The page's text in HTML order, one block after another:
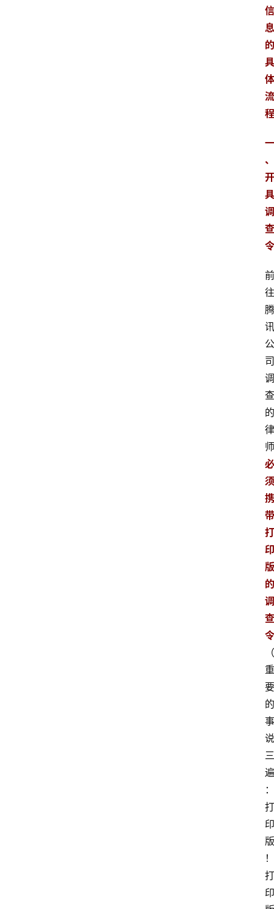
信
息
的
具
体
流
程
一
、
开
具
调
查
令
前
往
腾
讯
公
司
调
查
的
律
师
必
须
携
带
打
印
版
的
调
查
令
（
重
要
的
事
说
三
遍
：
打
印
版
！
打
印